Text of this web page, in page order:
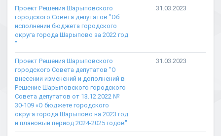
Проект Решения Шарыповского
городского Совета депутатов "Об
исполнении бюджета городского
округа города Шарыпово за 2022 год
"
31.03.2023
Проект Решения Шарыповского
городского Совета депутатов "О
внесении изменений и дополнений в
Решение Шарыповского городского
Совета депутатов от 13.12.2022 №
30-109 «О бюджете городского
округа города Шарыпово на 2023 год
и плановый период 2024-2025 годов"
31.03.2023